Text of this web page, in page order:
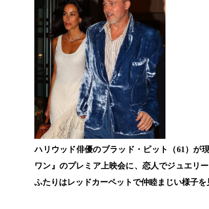
ハリウッド俳優のブラッド・ピット（61）が
ワン』のプレミア上映会に、恋人でジュエリ
ふたりはレッドカーペットで仲睦まじい様子を